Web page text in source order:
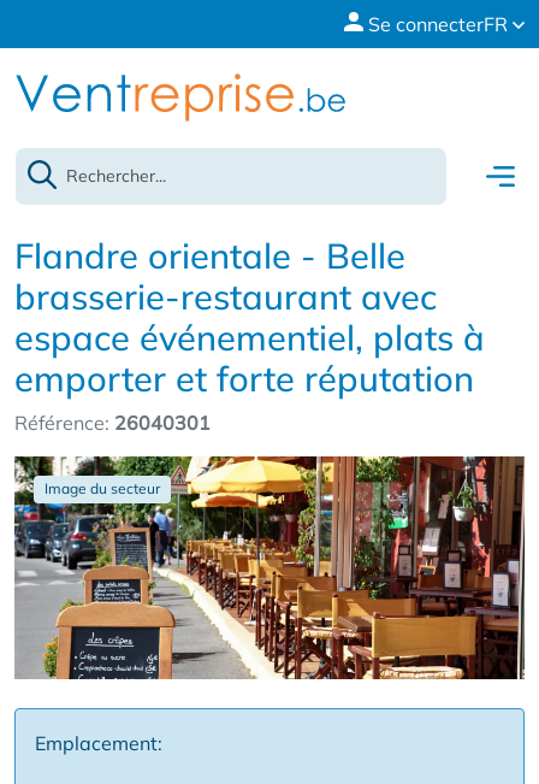
Se connecterFR
Flandre orientale - Belle
brasserie-restaurant avec
espace événementiel, plats à
emporter et forte réputation
Référence: 26040301
Image du secteur
Emplacement: